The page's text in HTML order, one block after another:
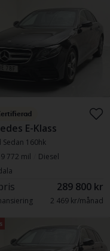
E-Klass
Sedan 160hk
9 772 mil
Diesel
289 800 kr
2 469 kr/månad